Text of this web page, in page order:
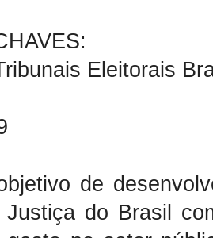
Eleitorais
de
Justiça do Brasil